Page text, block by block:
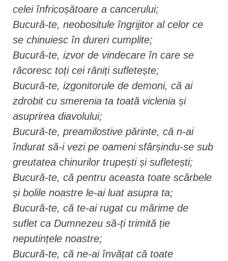
celei înfricoșătoare a cancerului;
Bucură-te, neobositule îngrijitor al celor ce
se chinuiesc în dureri cumplite;
Bucură-te, izvor de vindecare în care se
răcoresc toți cei răniți sufletește;
Bucură-te, izgonitorule de demoni, că ai
zdrobit cu smerenia ta toată viclenia și
asuprirea diavolului;
Bucură-te, preamilostive părinte, că n-ai
îndurat să-i vezi pe oameni sfârșindu-se sub
greutatea chinurilor trupești și sufletești;
Bucură-te, că pentru aceasta toate scârbele
și bolile noastre le-ai luat asupra ta;
Bucură-te, că te-ai rugat cu mărime de
suflet ca Dumnezeu să-ți trimită ție
neputințele noastre;
Bucură-te, că ne-ai învățat că toate